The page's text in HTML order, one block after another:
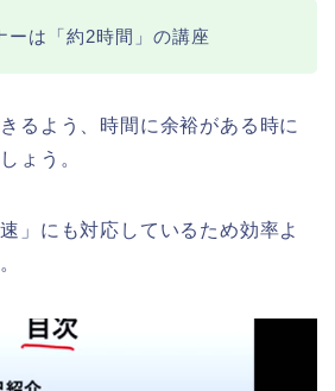
ーは「約2時間」の講座
るよう、時間に余裕がある時に
ょう。
」にも対応しているため効率よ